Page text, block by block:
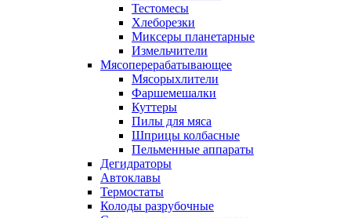
Тестомесы
Хлеборезки
Миксеры планетарные
Измельчители
Мясоперерабатывающее
Мясорыхлители
Фаршемешалки
Куттеры
Пилы для мяса
Шприцы колбасные
Пельменные аппараты
Дегидраторы
Автоклавы
Термостаты
Колоды разрубочные